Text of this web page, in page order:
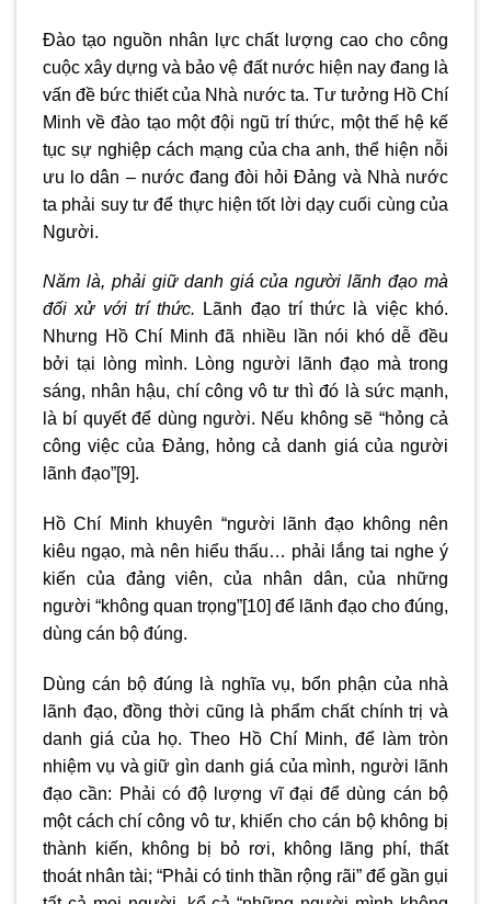
Đào tạo nguồn nhân lực chất lượng cao cho công
cuộc xây dựng và bảo vệ đất nước hiện nay đang là
vấn đề bức thiết của Nhà nước ta. Tư tưởng Hồ Chí
Minh về đào tạo một đội ngũ trí thức, một thế hệ kế
tục sự nghiệp cách mạng của cha anh, thể hiện nỗi
ưu lo dân – nước đang đòi hỏi Đảng và Nhà nước
ta phải suy tư để thực hiện tốt lời dạy cuối cùng của
Người.
Năm là, phải giữ danh giá của người lãnh đạo mà
đối xử với trí thức.
Lãnh đạo trí thức là việc khó.
Nhưng Hồ Chí Minh đã nhiều lần nói khó dễ đều
bởi tại lòng mình. Lòng người lãnh đạo mà trong
sáng, nhân hậu, chí công vô tư thì đó là sức mạnh,
là bí quyết để dùng người. Nếu không sẽ “hỏng cả
công việc của Đảng, hỏng cả danh giá của người
lãnh đạo”[9].
Hồ Chí Minh khuyên “người lãnh đạo không nên
kiêu ngạo, mà nên hiểu thấu… phải lắng tai nghe ý
kiến của đảng viên, của nhân dân, của những
người “không quan trọng”[10] để lãnh đạo cho đúng,
dùng cán bộ đúng.
Dùng cán bộ đúng là nghĩa vụ, bổn phận của nhà
lãnh đạo, đồng thời cũng là phẩm chất chính trị và
danh giá của họ. Theo Hồ Chí Minh, để làm tròn
nhiệm vụ và giữ gìn danh giá của mình, người lãnh
đạo cần: Phải có độ lượng vĩ đại để dùng cán bộ
một cách chí công vô tư, khiến cho cán bộ không bị
thành kiến, không bị bỏ rơi, không lãng phí, thất
thoát nhân tài; “Phải có tinh thần rộng rãi” để gần gụi